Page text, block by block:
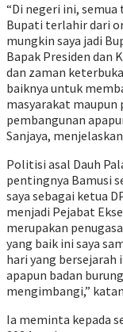
“Di negeri ini,
Bupati terlahir dari
mungkin saya jadi
Bapak Presiden dan
dan zaman
baiknya untuk
masyarakat
pembangunan
Sanjaya,
Politisi asal Dauh
pentingnya Bamusi
saya sebagai ketua
menjadi Pejabat
merupakan
yang baik ini saya
hari yang bersejarah
apapun badan
mengimbangi,”
Ia meminta kepada